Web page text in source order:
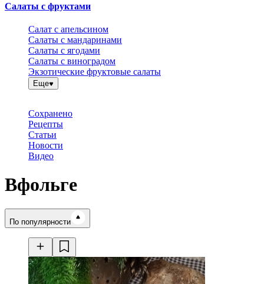
Салаты с фруктами
Салат с апельсином
Салаты с мандаринами
Салаты с ягодами
Салаты с виноградом
Экзотические фруктовые салаты
Еще
Сохранено
Рецепты
Статьи
Новости
Видео
Вфольге
Время готовки
По популярности